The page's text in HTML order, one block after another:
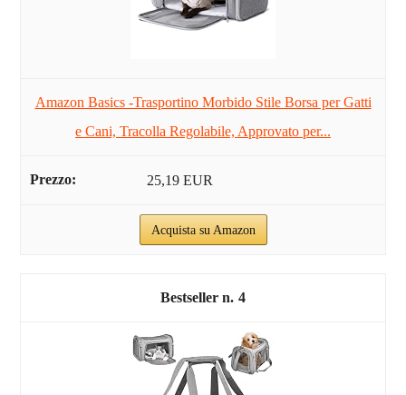
Amazon Basics -Trasportino Morbido Stile Borsa per Gatti
e Cani, Tracolla Regolabile, Approvato per...
25,19 EUR
Acquista su Amazon
4